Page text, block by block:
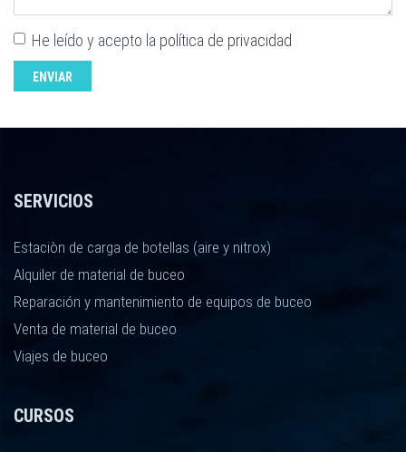
He leído y acepto la política de privacidad
ENVIAR
SERVICIOS
Estaciòn de carga de botellas (aire y nitrox)
Alquiler de material de buceo
Reparación y mantenimiento de equipos de buceo
Venta de material de buceo
Viajes de buceo
CURSOS